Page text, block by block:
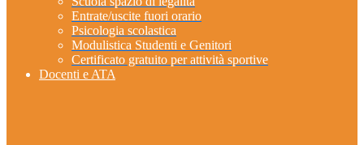
Entrate/uscite fuori orario
Psicologia scolastica
Modulistica Studenti e Genitori
Certificato gratuito per attività sportive
Docenti e ATA